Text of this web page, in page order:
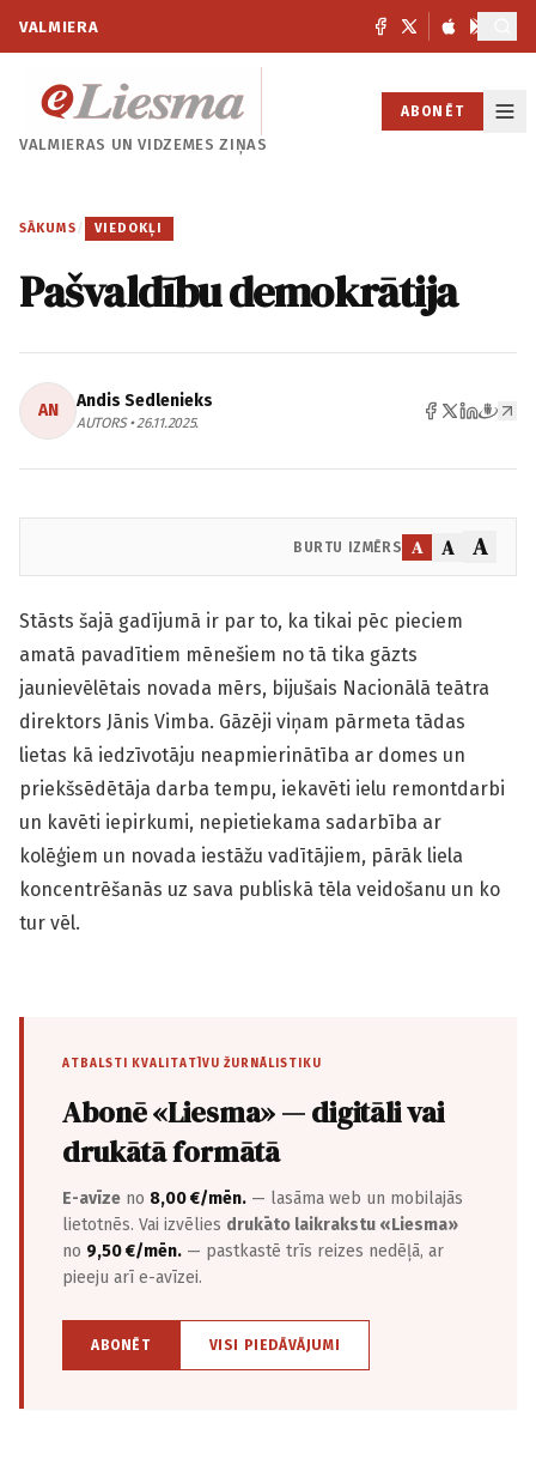
VALMIERA
VALMIERAS UNVIDZEMES ZIŅAS
ABONĒT
SĀKUMS / VIEDOKĻI
Pašvaldību demokrātija
AN Andis Sedlenieks
AUTORS • 26.11.2025.
BURTU IZMĒRS A A A
Stāsts šajā gadījumā ir par to, ka tikai pēc pieciem
amatā pavadītiem mēnešiem no tā tika gāzts
jaunievēlētais novada mērs, bijušais Nacionālā teātra
direktors Jānis Vimba. Gāzēji viņam pārmeta tādas
lietas kā iedzīvotāju neapmierinātība ar domes un
priekšsēdētāja darba tempu, iekavēti ielu remontdarbi
un kavēti iepirkumi, nepietiekama sadarbība ar
kolēģiem un novada iestāžu vadītājiem, pārāk liela
koncentrēšanās uz sava publiskā tēla veidošanu un ko
tur vēl.
ATBALSTI KVALITATĪVU ŽURNĀLISTIKU
Abonē «Liesma» — digitāli vai
drukātā formātā
E-avīze no 8,00 €/mēn. — lasāma web un mobilajās
lietotnēs. Vai izvēlies drukāto laikrakstu «Liesma»
no 9,50 €/mēn. — pastkastē trīs reizes nedēļā, ar
pieeju arī e-avīzei.
ABONĒT VISI PIEDĀVĀJUMI